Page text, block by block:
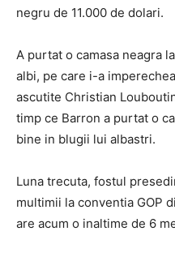
negru de 11.000 de dolari.
A purtat o camasa neagra
albi, pe care i-a
ascutite Christian
timp ce Barron a purtat o
bine in blugii lui albastri.
Luna trecuta, fostul
multimii la conventia GOP
are acum o inaltime de 6